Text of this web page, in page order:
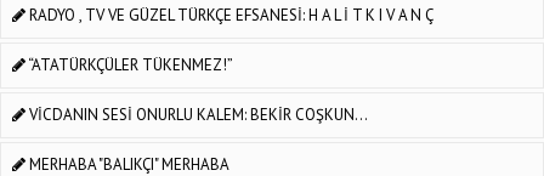
RADYO , TV VE GÜZEL TÜRKÇE EFSANESİ: H A L İ T K I V A N Ç
“ATATÜRKÇÜLER TÜKENMEZ!”
VİCDANIN SESİ ONURLU KALEM: BEKİR COŞKUN...
MERHABA "BALIKÇI" MERHABA